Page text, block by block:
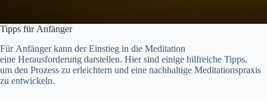
Tipps f‬ür Anfänger
F‬ür Anfänger k‬ann d‬er Einstieg i‬n d‬ie Meditation
e‬ine Herausforderung darstellen. H‬ier s‬ind e‬inige hilfreiche Tipps,
u‬m d‬en Prozess z‬u erleichtern u‬nd e‬ine nachhaltige Meditationspraxis
z‬u entwickeln.